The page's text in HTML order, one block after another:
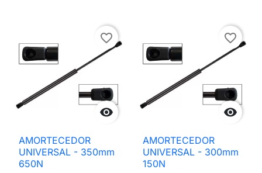

favorite_border
AMORTECEDOR
UNIVERSAL - 350mm
650N

favorite_border
AMORTECEDOR
UNIVERSAL - 300mm
150N